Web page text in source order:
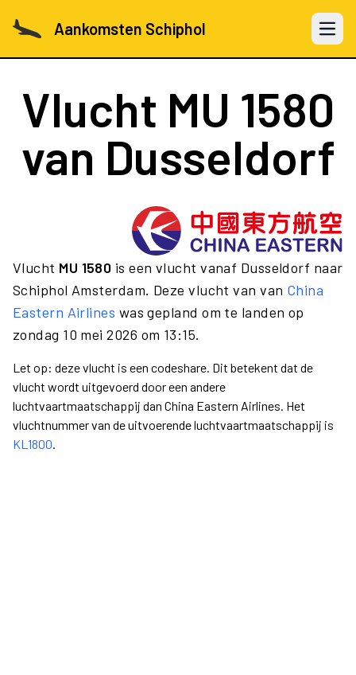
Aankomsten Schiphol Open
Vlucht MU 1580
van Dusseldorf
Vlucht MU 1580 is een vlucht vanaf Dusseldorf naar
Schiphol Amsterdam. Deze vlucht van van China
Eastern Airlines was gepland om te landen op
zondag 10 mei 2026 om 13:15.
Let op: deze vlucht is een codeshare. Dit betekent dat de
vlucht wordt uitgevoerd door een andere
luchtvaartmaatschappij dan China Eastern Airlines. Het
vluchtnummer van de uitvoerende luchtvaartmaatschappij is
KL1800.